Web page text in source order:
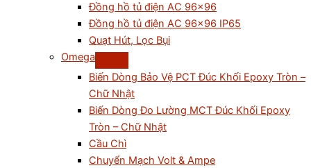
Đồng hồ tủ điện AC 96×96
Đồng hồ tủ điện AC 96×96 IP65
Quạt Hút, Lọc Bụi
Omega
Biến Dòng Bảo Vệ PCT Đúc Khối Epoxy Tròn –
Chữ Nhật
Biến Dòng Đo Lường MCT Đúc Khối Epoxy
Tròn – Chữ Nhật
Cầu Chì
Chuyển Mạch Volt & Ampe